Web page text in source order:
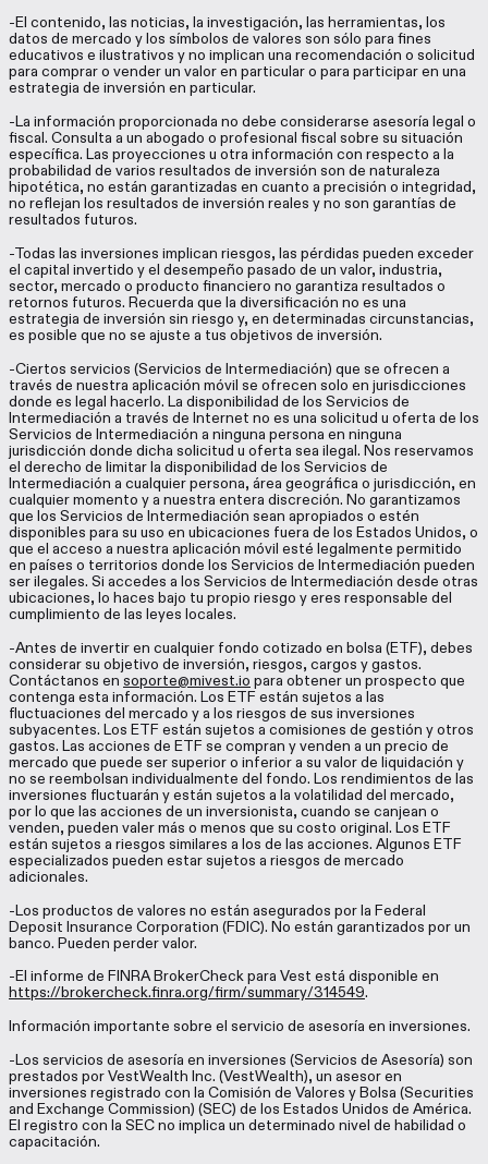
-El contenido, las noticias, la investigación, las herramientas, los
datos de mercado y los símbolos de valores son sólo para fines
educativos e ilustrativos y no implican una recomendación o solicitud
para comprar o vender un valor en particular o para participar en una
estrategia de inversión en particular.
-La información proporcionada no debe considerarse asesoría legal o
fiscal. Consulta a un abogado o profesional fiscal sobre su situación
específica. Las proyecciones u otra información con respecto a la
probabilidad de varios resultados de inversión son de naturaleza
hipotética, no están garantizadas en cuanto a precisión o integridad,
no reflejan los resultados de inversión reales y no son garantías de
resultados futuros.
-Todas las inversiones implican riesgos, las pérdidas pueden exceder
el capital invertido y el desempeño pasado de un valor, industria,
sector, mercado o producto financiero no garantiza resultados o
retornos futuros. Recuerda que la diversificación no es una
estrategia de inversión sin riesgo y, en determinadas circunstancias,
es posible que no se ajuste a tus objetivos de inversión.
-Ciertos servicios (Servicios de Intermediación) que se ofrecen a
través de nuestra aplicación móvil se ofrecen solo en jurisdicciones
donde es legal hacerlo. La disponibilidad de los Servicios de
Intermediación a través de Internet no es una solicitud u oferta de los
Servicios de Intermediación a ninguna persona en ninguna
jurisdicción donde dicha solicitud u oferta sea ilegal. Nos reservamos
el derecho de limitar la disponibilidad de los Servicios de
Intermediación a cualquier persona, área geográfica o jurisdicción, en
cualquier momento y a nuestra entera discreción. No garantizamos
que los Servicios de Intermediación sean apropiados o estén
disponibles para su uso en ubicaciones fuera de los Estados Unidos, o
que el acceso a nuestra aplicación móvil esté legalmente permitido
en países o territorios donde los Servicios de Intermediación pueden
ser ilegales. Si accedes a los Servicios de Intermediación desde otras
ubicaciones, lo haces bajo tu propio riesgo y eres responsable del
cumplimiento de las leyes locales.
-Antes de invertir en cualquier fondo cotizado en bolsa (ETF), debes
considerar su objetivo de inversión, riesgos, cargos y gastos.
Contáctanos en soporte@mivest.io para obtener un prospecto que
contenga esta información. Los ETF están sujetos a las
fluctuaciones del mercado y a los riesgos de sus inversiones
subyacentes. Los ETF están sujetos a comisiones de gestión y otros
gastos. Las acciones de ETF se compran y venden a un precio de
mercado que puede ser superior o inferior a su valor de liquidación y
no se reembolsan individualmente del fondo. Los rendimientos de las
inversiones fluctuarán y están sujetos a la volatilidad del mercado,
por lo que las acciones de un inversionista, cuando se canjean o
venden, pueden valer más o menos que su costo original. Los ETF
están sujetos a riesgos similares a los de las acciones. Algunos ETF
especializados pueden estar sujetos a riesgos de mercado
adicionales.
-Los productos de valores no están asegurados por la Federal
Deposit Insurance Corporation (FDIC). No están garantizados por un
banco. Pueden perder valor.
-El informe de FINRA BrokerCheck para Vest está disponible en
https://brokercheck.finra.org/firm/summary/314549.
Información importante sobre el servicio de asesoría en inversiones.
-Los servicios de asesoría en inversiones (Servicios de Asesoría) son
prestados por VestWealth Inc. (VestWealth), un asesor en
inversiones registrado con la Comisión de Valores y Bolsa (Securities
and Exchange Commission) (SEC) de los Estados Unidos de América.
El registro con la SEC no implica un determinado nivel de habilidad o
capacitación.